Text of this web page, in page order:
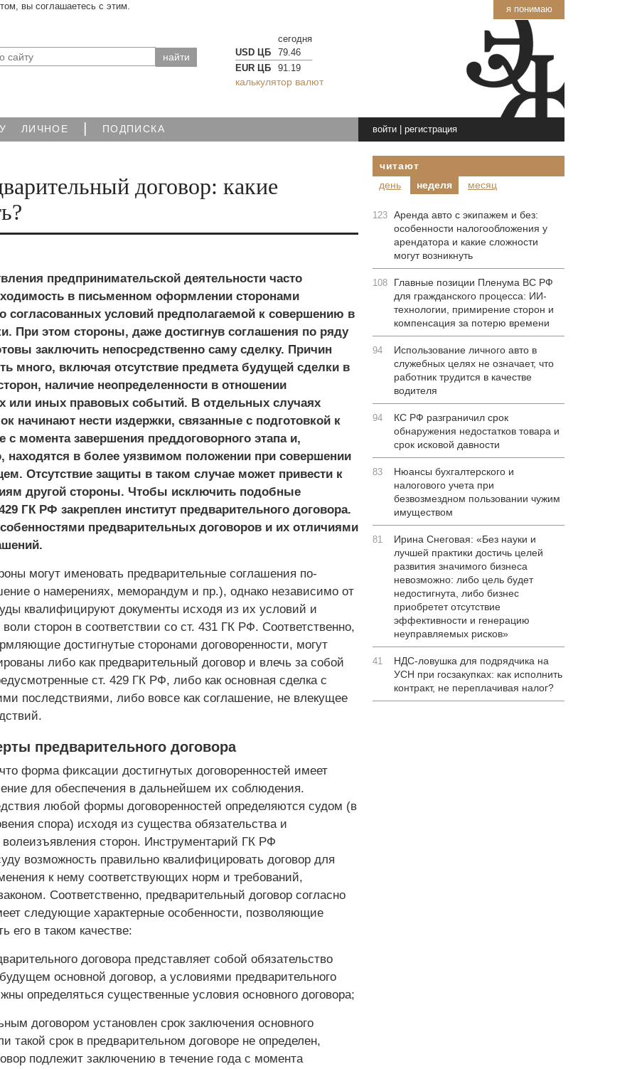
я понимаю
вы соглашаетесь с этим.
сегодня
USD ЦБ
79.46
EUR ЦБ
91.19
калькулятор валют
ЛИЧНОЕ | ПОДПИСКА войти| регистрация
договор: какие
предпринимательской деятельности часто
в письменном оформлении сторонами
согласованных условий предполагаемой к совершению в
При этом стороны, даже достигнув соглашения по ряду
заключить непосредственно саму сделку. Причин
много, включая отсутствие предмета будущей сделки в
наличие неопределенности в отношении
или иных правовых событий. В отдельных случаях
начинают нести издержки, связанные с подготовкой к
с момента завершения преддоговорного этапа и,
находятся в более уязвимом положении при совершении
Отсутствие защиты в таком случае может привести к
другой стороны. Чтобы исключить подобные
ГК РФ закреплен институт предварительного договора.
предварительных договоров и их отличиями
могут именовать предварительные соглашения по-
о намерениях, меморандум и пр.), однако независимо от
квалифицируют документы исходя из их условий и
сторон в соответствии со ст. 431 ГК РФ. Соответственно,
достигнутые сторонами договоренности, могут
либо как предварительный договор и влечь за собой
ст. 429 ГК РФ, либо как основная сделка с
последствиями, либо вовсе как соглашение, не влекущее
предварительного договора
форма фиксации достигнутых договоренностей имеет
для обеспечения в дальнейшем их соблюдения.
любой формы договоренностей определяются судом (в
спора) исходя из существа обязательства и
волеизъявления сторон. Инструментарий ГК РФ
возможность правильно квалифицировать договор для
к нему соответствующих норм и требований,
Соответственно, предварительный договор согласно
следующие характерные особенности, позволяющие
его в таком качестве:
договора представляет собой обязательство
основной договор, а условиями предварительного
определяться существенные условия основного договора;
договором установлен срок заключения основного
такой срок в предварительном договоре не определен,
подлежит заключению в течение года с момента
читают
день
неделя месяц
123 Аренда авто с экипажем и без:
особенности налогообложения у
арендатора и какие сложности
могут возникнуть
108
Главные позиции Пленума ВС РФ
для гражданского процесса: ИИ-
технологии, примирение сторон и
компенсация за потерю времени
94
Использование личного авто в
служебных целях не означает, что
работник трудится в качестве
водителя
94
КС РФ разграничил срок
обнаружения недостатков товара и
срок исковой давности
83
Нюансы бухгалтерского и
налогового учета при
безвозмездном пользовании чужим
имуществом
81
Ирина Снеговая: «Без науки и
лучшей практики достичь целей
развития значимого бизнеса
невозможно: либо цель будет
недостигнута, либо бизнес
приобретет отсутствие
эффективности и генерацию
неуправляемых рисков»
41
НДС-ловушка для подрядчика на
УСН при госзакупках: как исполнить
контракт, не переплачивая налог?